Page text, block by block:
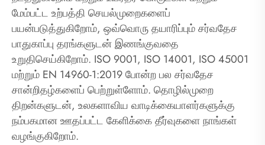
மேம்பட்ட உற்பத்தி செயல்முறைகளைப்
பயன்படுத்துகிறோம், ஒவ்வொரு தயாரிப்பும் சர்வதேச
பாதுகாப்பு தரங்களுடன் இணங்குவதை
உறுதிசெய்கிறோம். ISO 9001, ISO 14001, ISO 45001
மற்றும் EN 14960-1:2019 போன்ற பல சர்வதேச
சான்றிதழ்களைப் பெற்றுள்ளோம். தொழில்முறை
திறன்களுடன், உலகளாவிய வாடிக்கையாளர்களுக்கு
நம்பகமான ஊதப்பட்ட கேளிக்கை தீர்வுகளை நாங்கள்
வழங்குகிறோம்.